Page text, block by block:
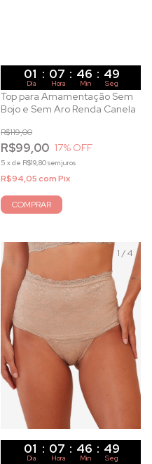
01 : 07 : 46 : 47
Dia Hora Min Seg
Top para Amamentação Sem
Bojo e Sem Aro Renda Canela
R$99,00
R$119,00
17% OFF
5 xde R$19,80sem juros
R$94,05comPix
COMPRAR
1 /4
01 : 07 : 46 : 47
Dia Hora Min Seg